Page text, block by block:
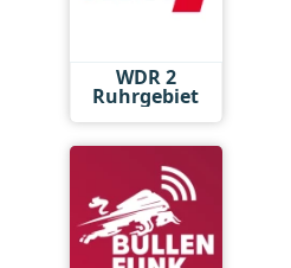
WDR 2
Ruhrgebiet